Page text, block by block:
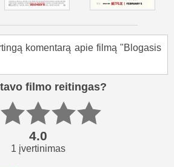
komentarą apie filmą "Blogasis